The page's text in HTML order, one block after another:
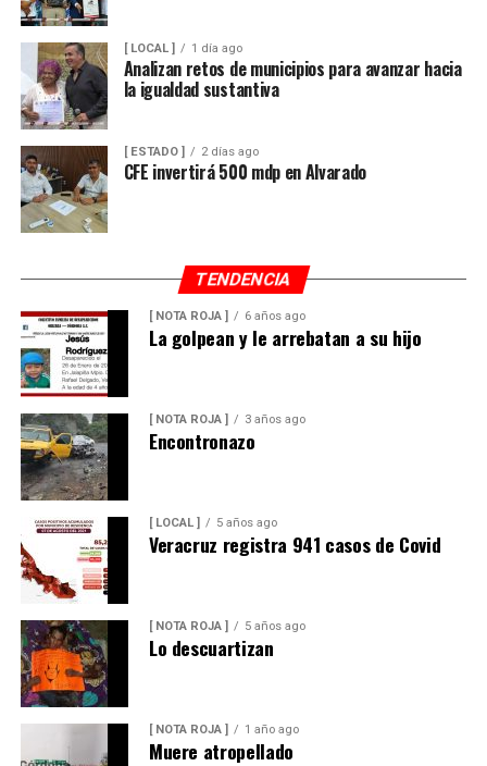
[ LOCAL ] 1 día ago
Analizan retos de municipios para avanzar hacia
la igualdad sustantiva
[ ESTADO ] 2 días ago
CFE invertirá 500 mdp en Alvarado
TENDENCIA
[ NOTA ROJA ] 6 años ago
La golpean y le arrebatan a su hijo
[ NOTA ROJA ] 3 años ago
Encontronazo
[ LOCAL ] 5 años ago
Veracruz registra 941 casos de Covid
[ NOTA ROJA ] 5 años ago
Lo descuartizan
[ NOTA ROJA ] 1 año ago
Muere atropellado